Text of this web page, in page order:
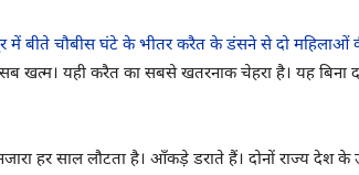
में बीते चौबीस घंटे के भीतर करैत के डंसने से दो महिलाओं
खत्म। यही करैत का सबसे खतरनाक चेहरा है। यह
हर साल लौटता है। आँकड़े डराते हैं। दोनों राज्य देश